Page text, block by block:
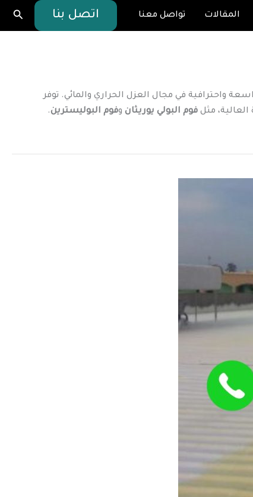
المقالات تواصل معنا اتصل بنا
واحترافية في مجال العزل الحراري والمائي. توفر
مثل فوم البولي يوريثان وفوم البوليسترين.